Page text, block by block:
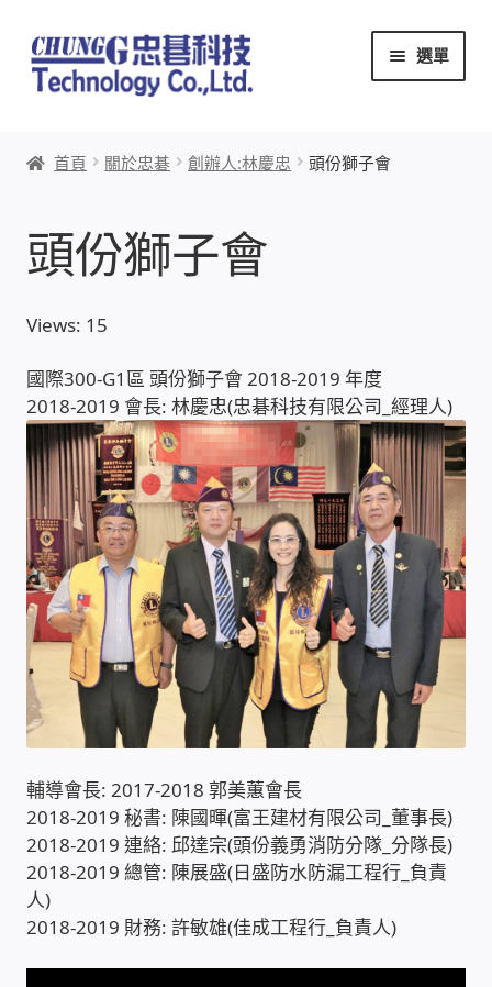
跳
至
導
列
跳
至
主
內
選單
本站文章導覽
創辦人:林慶忠
頭份獅子會
竹南百齡扶輪社
收費標準依據
照片紀實影音
儀器設備
網路建置規劃維修-實績案例
弱電工程-實績案例
插卡計費
監視器安裝維修-實績案例
自動控制PLC專案設計-實績案例
首頁 關於忠碁 創辦人:林慶忠 頭份獅子會
頭份獅子會
Views: 15
國際300-G1區 頭份獅子會 2018-2019 年度
2018-2019 會長: 林慶忠(忠碁科技有限公司_經理人)
輔導會長: 2017-2018 郭美蕙會長
2018-2019 秘書: 陳國暉(富王建材有限公司_董事長)
2018-2019 連絡: 邱達宗(頭份義勇消防分隊_分隊長)
2018-2019 總管: 陳展盛(日盛防水防漏工程行_負責
人)
2018-2019 財務: 許敏雄(佳成工程行_負責人)